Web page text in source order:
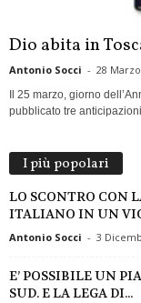
Dio abita in
Antonio Socci - 28
Il 25 marzo, giorno
pubblicato tre
I più popolari
LO SCONTRO CON
ITALIANO IN UN
Antonio Socci - 3
E’ POSSIBILE UN
SUD. E LA LEGA DI...